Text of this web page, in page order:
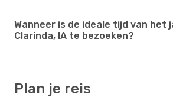
Wanneer is de ideale tijd van het
Clarinda, IA te bezoeken?
Plan je reis